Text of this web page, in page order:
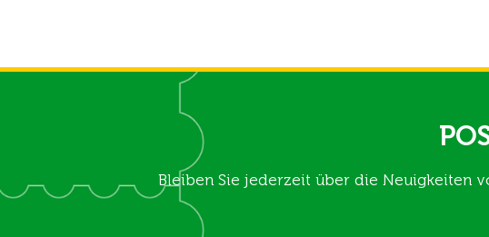
Bleiben Sie jederzeit über die Neuigkeiten